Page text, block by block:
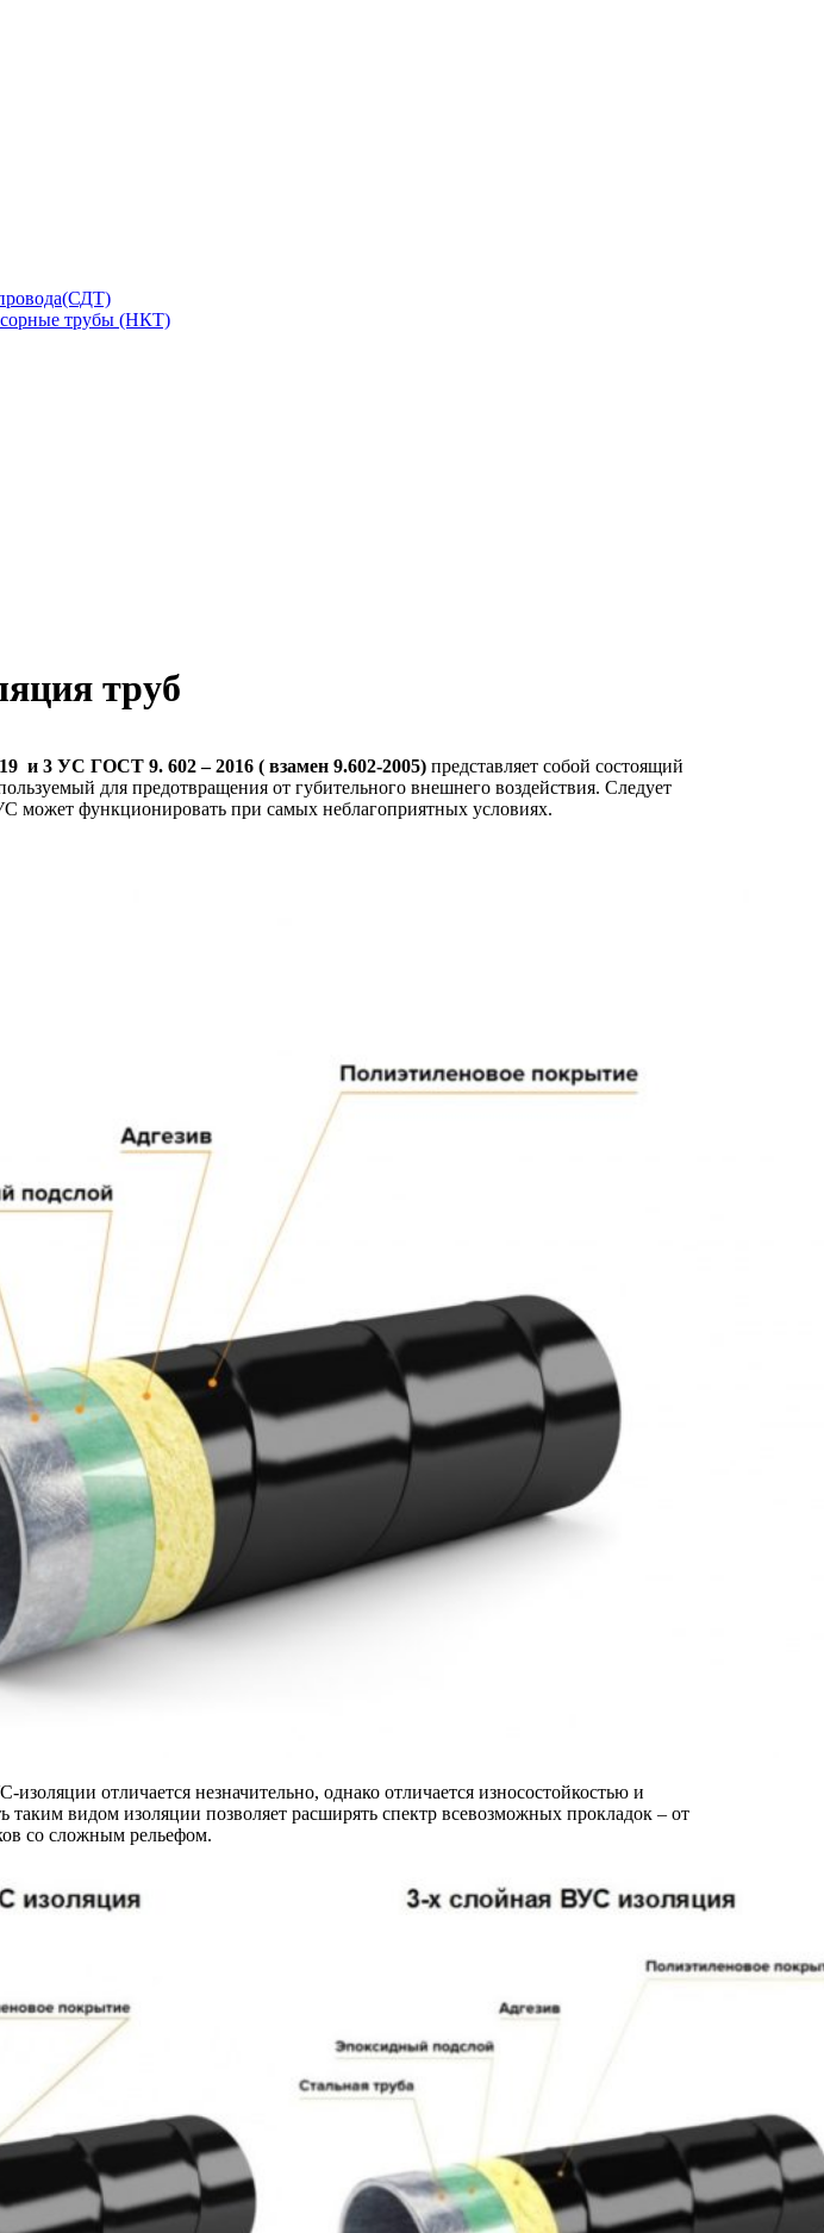
трубы (НКТ)
труб
и 3 УС ГОСТ 9. 602 – 2016 ( взамен 9.602-2005)представляет собой состоящий
для предотвращения от губительного внешнего воздействия. Следует
может функционировать при самых неблагоприятных условиях.
отличается незначительно, однако отличается износостойкостью и
таким видом изоляции позволяет расширять спектр всевозможных прокладок – от
со сложным рельефом.